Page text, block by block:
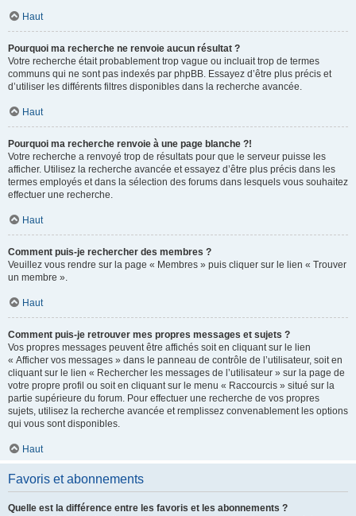
Haut
Pourquoi ma recherche ne renvoie aucun résultat ?
Votre recherche était probablement trop vague ou incluait trop de termes
communs qui ne sont pas indexés par phpBB. Essayez d’être plus précis et
d’utiliser les différents filtres disponibles dans la recherche avancée.
Haut
Pourquoi ma recherche renvoie à une page blanche ?!
Votre recherche a renvoyé trop de résultats pour que le serveur puisse les
afficher. Utilisez la recherche avancée et essayez d’être plus précis dans les
termes employés et dans la sélection des forums dans lesquels vous souhaitez
effectuer une recherche.
Haut
Comment puis-je rechercher des membres ?
Veuillez vous rendre sur la page « Membres » puis cliquer sur le lien « Trouver
un membre ».
Haut
Comment puis-je retrouver mes propres messages et sujets ?
Vos propres messages peuvent être affichés soit en cliquant sur le lien
« Afficher vos messages » dans le panneau de contrôle de l’utilisateur, soit en
cliquant sur le lien « Rechercher les messages de l’utilisateur » sur la page de
votre propre profil ou soit en cliquant sur le menu « Raccourcis » situé sur la
partie supérieure du forum. Pour effectuer une recherche de vos propres
sujets, utilisez la recherche avancée et remplissez convenablement les options
qui vous sont disponibles.
Haut
Favoris et abonnements
Quelle est la différence entre les favoris et les abonnements ?